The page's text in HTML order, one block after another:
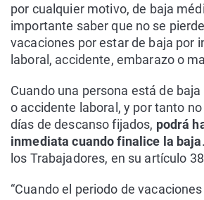
por cualquier motivo, de baja
importante saber que no se
vacaciones por estar de baja por
laboral, accidente, embarazo o
Cuando una persona está de
o accidente laboral, y por tanto
días de descanso fijados, podrá
inmediata cuando finalice la baja
los Trabajadores, en su artículo
“Cuando el periodo de